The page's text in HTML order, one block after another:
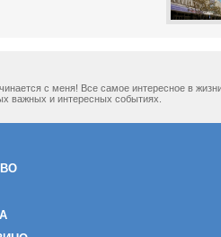
с меня! Все самое интересное в
важных и интересных событиях.